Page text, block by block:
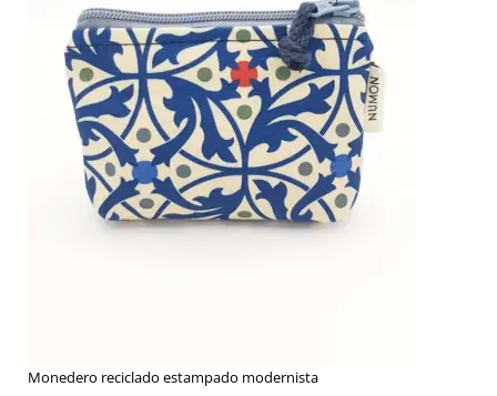
Monedero reciclado estampado modernista